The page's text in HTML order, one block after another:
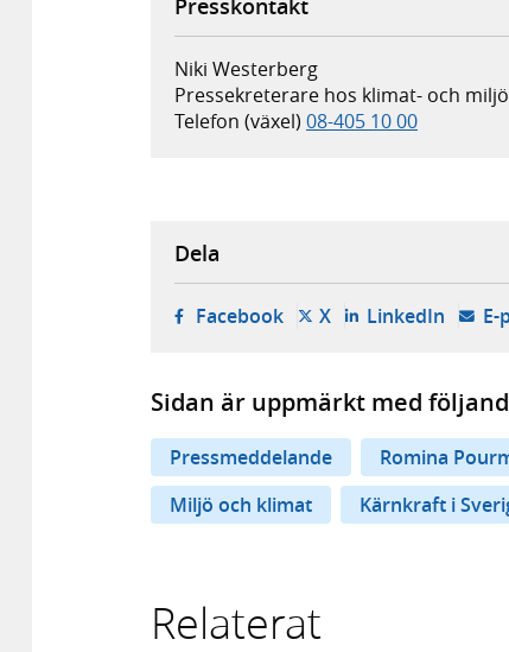
Presskontakt
Niki Westerberg
Pressekreterare hos klimat- och
Telefon (växel) 08-405 10 00
Dela
Facebook- öppnas i ny flik, extern
X- öppnas i ny flik,
LinkedIn- E-
Sidan är uppmärkt med
Pressmeddelande Romina
Miljö och klimat
Kärnkraft i
Relaterat